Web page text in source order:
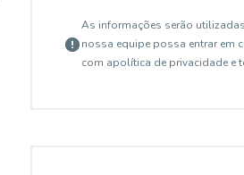
As informações serão
nossa equipe possa entrar em
com apolítica de privacidade e